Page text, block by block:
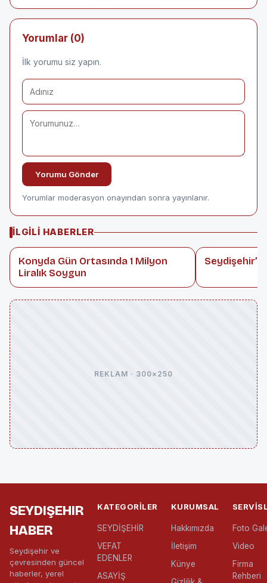
Yorumlar (0)
İlk yorumu siz yapın.
Yorumu Gönder
Yorumlar moderasyon onayından sonra yayınlanır.
İLGILI HABERLER
Konyda Gün Ortasında 1 Milyon
Liralık Soygun
REKLAM · 300×250
SEYDIŞEHIR
HABER
Seydişehir ve
çevresinden güncel
haberler, yerel
KATEGORILER
SEYDİŞEHİR
VEFAT
EDENLER
ASAYİŞ
KURUMSAL
Hakkımızda
İletişim
Künye
Foto
Video
Firma
Rehberi